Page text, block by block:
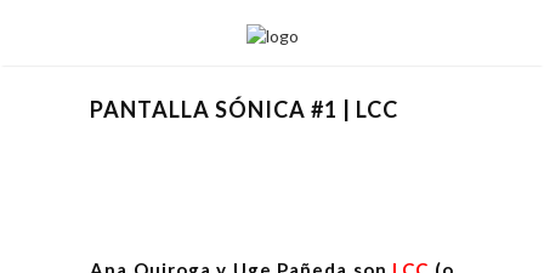
PANTALLA SÓNICA #1 | LCC